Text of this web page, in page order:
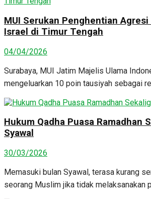
MUI Serukan Penghentian
Israel di Timur Tengah
04/04/2026
Surabaya, MUI Jatim Majelis Ulama
mengeluarkan 10 poin tausiyah sebagai
Hukum Qadha Puasa Ramadhan
Syawal
30/03/2026
Memasuki bulan Syawal, terasa kurang
seorang Muslim jika tidak melaksanakan